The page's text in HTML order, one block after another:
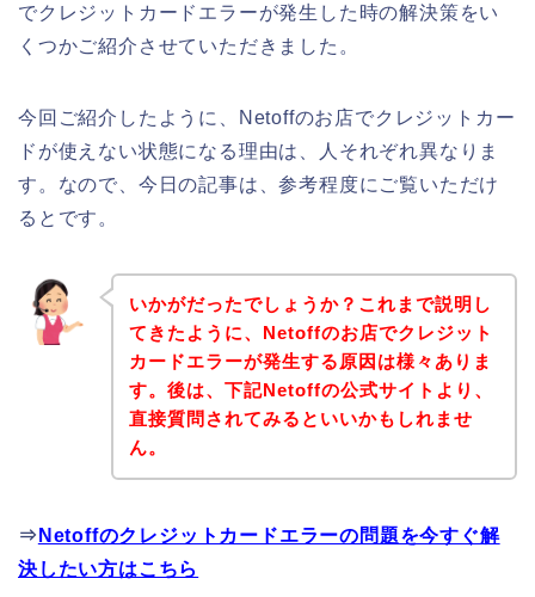
でクレジットカードエラーが発生した時の解決策をい
くつかご紹介させていただきました。
今回ご紹介したように、Netoffのお店でクレジットカー
ドが使えない状態になる理由は、人それぞれ異なりま
す。なので、今日の記事は、参考程度にご覧いただけ
るとです。
いかがだったでしょうか？これまで説明し
てきたように、Netoffのお店でクレジット
カードエラーが発生する原因は様々ありま
す。後は、下記Netoffの公式サイトより、
直接質問されてみるといいかもしれませ
ん。
⇒ Netoffのクレジットカードエラーの問題を今すぐ解
決したい方はこちら